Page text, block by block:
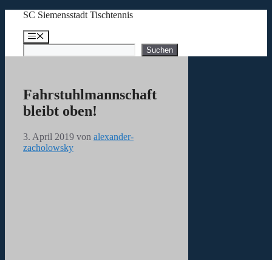
springen
SC Siemensstadt Tischtennis
Menü
Suchen Suchen
Fahrstuhlmannschaft
bleibt oben!
3. April 2019 von alexander-
zacholowsky